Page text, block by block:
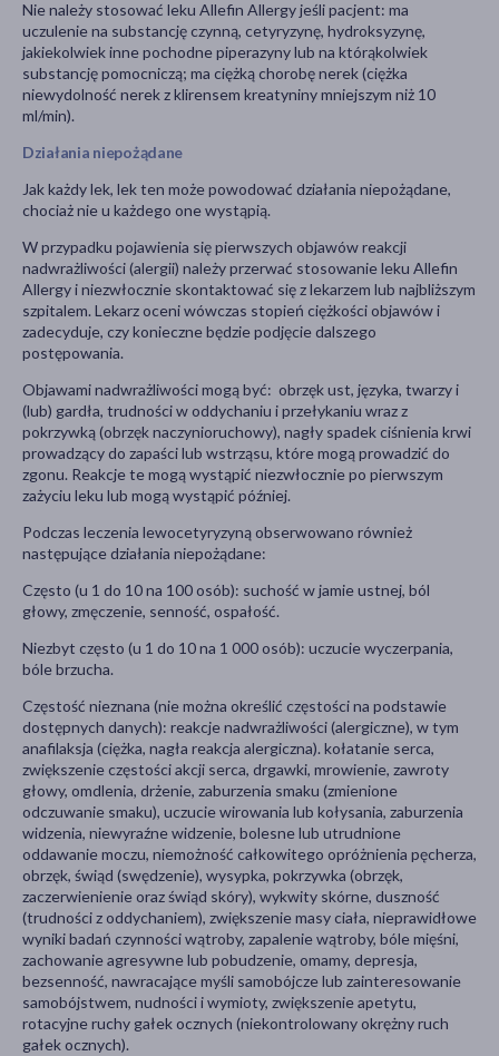
Nie należy stosować leku Allefin Allergy jeśli pacjent: ma
uczulenie na substancję czynną, cetyryzynę, hydroksyzynę,
jakiekolwiek inne pochodne piperazyny lub na którąkolwiek
substancję pomocniczą; ma ciężką chorobę nerek (ciężka
niewydolność nerek z klirensem kreatyniny mniejszym niż 10
ml/min).
Działania niepożądane
Jak każdy lek, lek ten może powodować działania niepożądane,
chociaż nie u każdego one wystąpią.
W przypadku pojawienia się pierwszych objawów reakcji
nadwrażliwości (alergii) należy przerwać stosowanie leku Allefin
Allergy i niezwłocznie skontaktować się z lekarzem lub najbliższym
szpitalem. Lekarz oceni wówczas stopień ciężkości objawów i
zadecyduje, czy konieczne będzie podjęcie dalszego
postępowania.
Objawami nadwrażliwości mogą być: obrzęk ust, języka, twarzy i
(lub) gardła, trudności w oddychaniu i przełykaniu wraz z
pokrzywką (obrzęk naczynioruchowy), nagły spadek ciśnienia krwi
prowadzący do zapaści lub wstrząsu, które mogą prowadzić do
zgonu. Reakcje te mogą wystąpić niezwłocznie po pierwszym
zażyciu leku lub mogą wystąpić później.
Podczas leczenia lewocetyryzyną obserwowano również
następujące działania niepożądane:
Często (u 1 do 10 na 100 osób): suchość w jamie ustnej, ból
głowy, zmęczenie, senność, ospałość.
Niezbyt często (u 1 do 10 na 1 000 osób): uczucie wyczerpania,
bóle brzucha.
Częstość nieznana (nie można określić częstości na podstawie
dostępnych danych): reakcje nadwrażliwości (alergiczne), w tym
anafilaksja (ciężka, nagła reakcja alergiczna). kołatanie serca,
zwiększenie częstości akcji serca, drgawki, mrowienie, zawroty
głowy, omdlenia, drżenie, zaburzenia smaku (zmienione
odczuwanie smaku), uczucie wirowania lub kołysania, zaburzenia
widzenia, niewyraźne widzenie, bolesne lub utrudnione
oddawanie moczu, niemożność całkowitego opróżnienia pęcherza,
obrzęk, świąd (swędzenie), wysypka, pokrzywka (obrzęk,
zaczerwienienie oraz świąd skóry), wykwity skórne, duszność
(trudności z oddychaniem), zwiększenie masy ciała, nieprawidłowe
wyniki badań czynności wątroby, zapalenie wątroby, bóle mięśni,
zachowanie agresywne lub pobudzenie, omamy, depresja,
bezsenność, nawracające myśli samobójcze lub zainteresowanie
samobójstwem, nudności i wymioty, zwiększenie apetytu,
rotacyjne ruchy gałek ocznych (niekontrolowany okrężny ruch
gałek ocznych).